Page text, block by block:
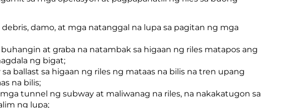
damo, at mga natanggal na lupa sa pagitan ng mga
at graba na natambak sa higaan ng riles matapos ang
ng bigat;
ballast sa higaan ng riles ng mataas na bilis na tren upang
na bilis;
tunnel ng subway at maliwanag na riles, na nakakatugon sa
ng lupa;